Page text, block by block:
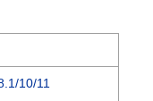
10/11